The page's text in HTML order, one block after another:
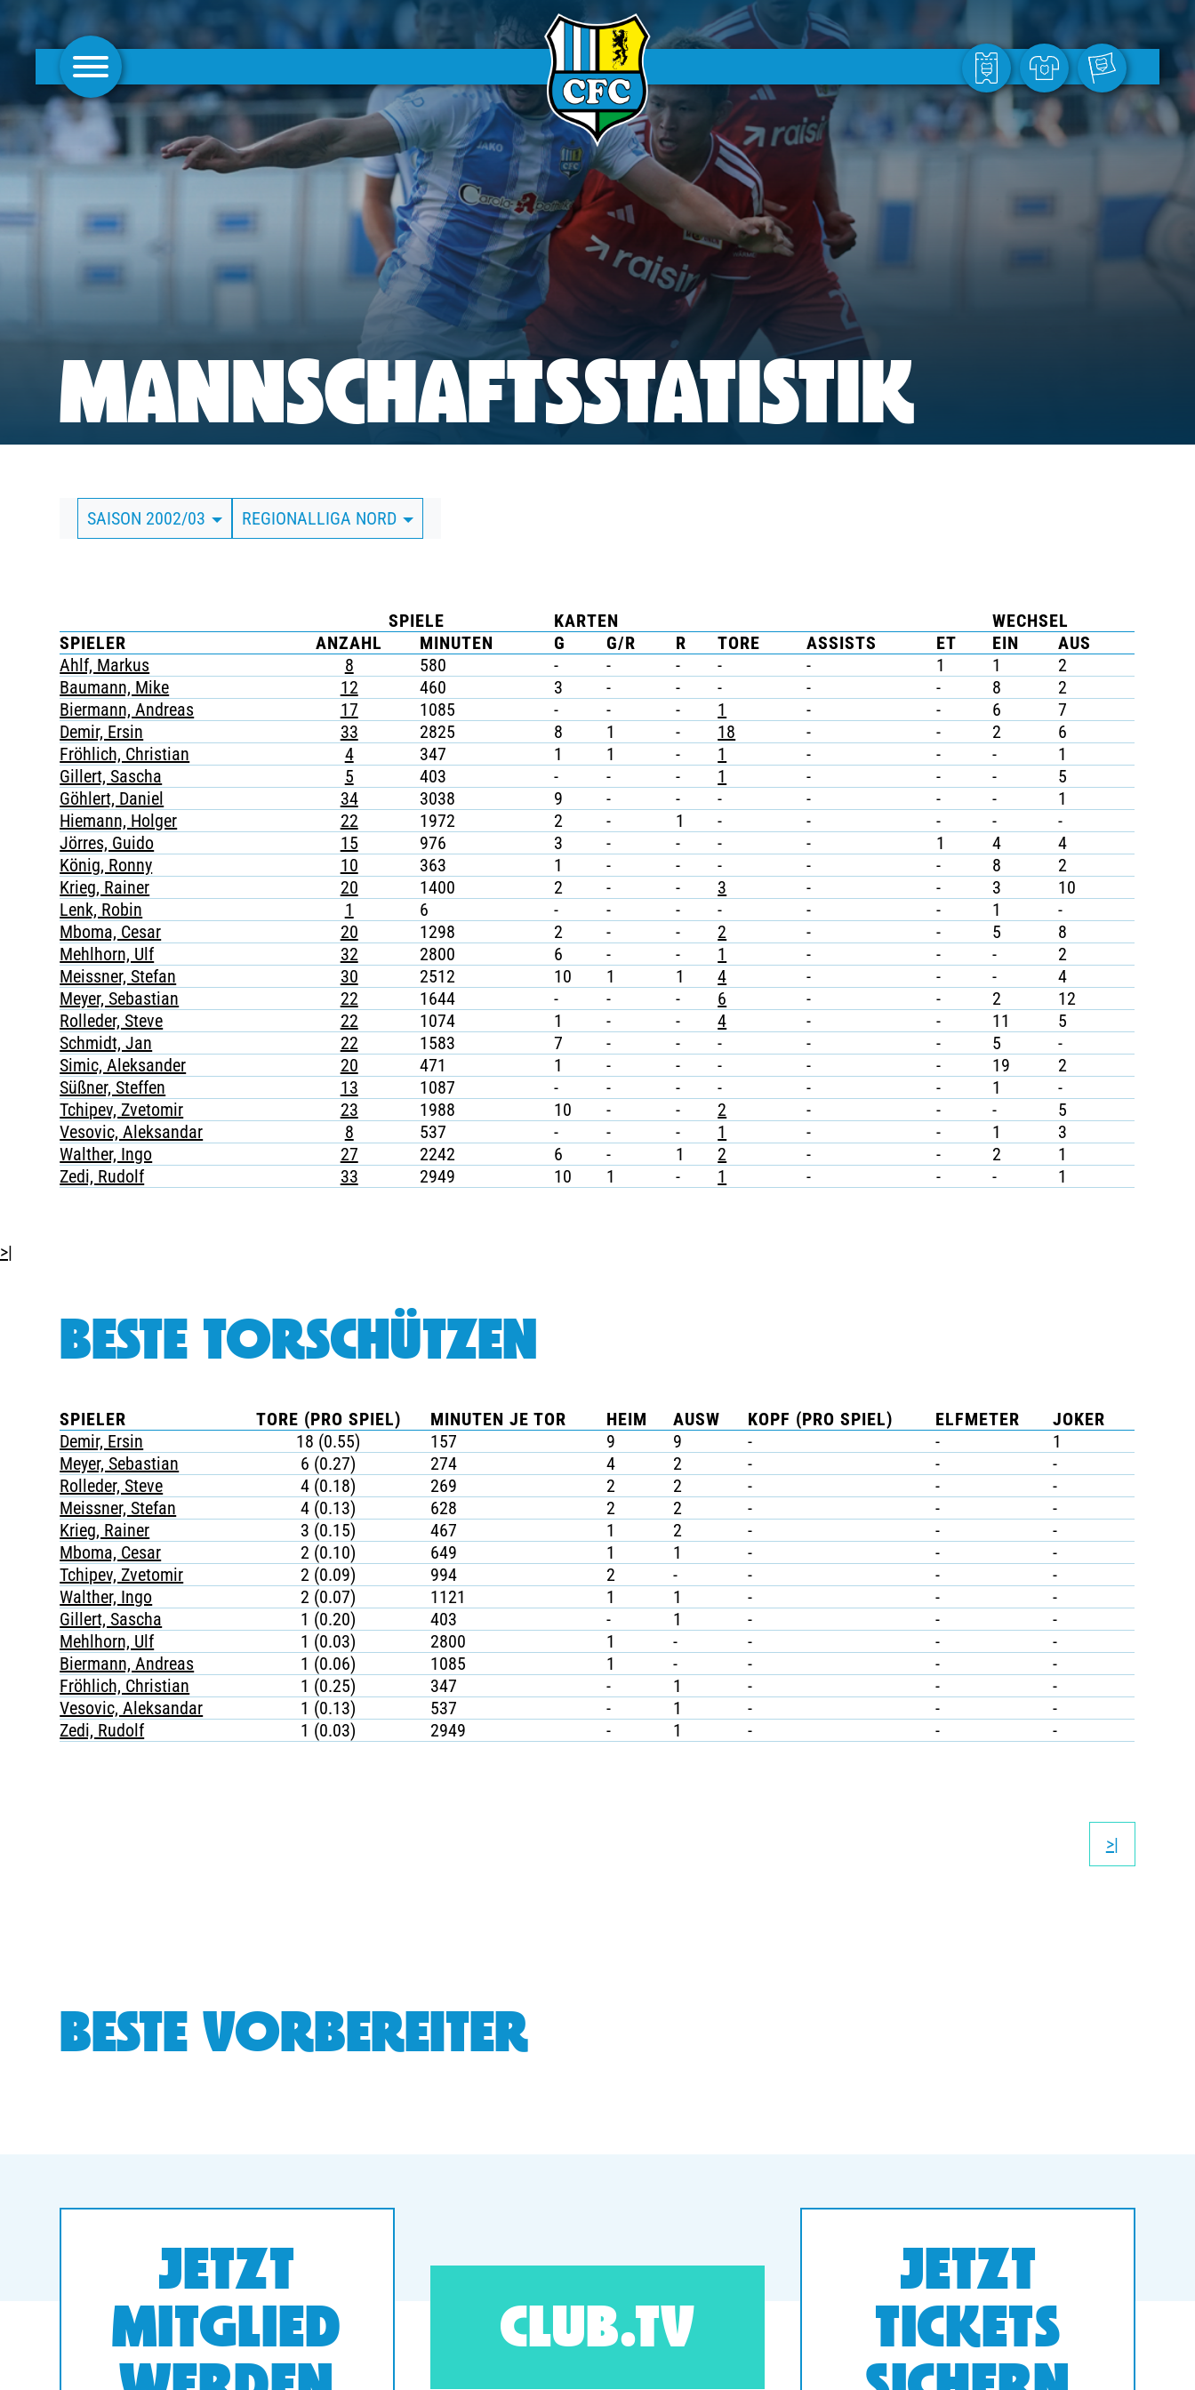
AKTUELLES
FRAUEN
CLUBMITGLIEDSCHAFT
BUSINESS
SÜDKURVE
TICKETING
MANNSCHAFTSSTATISTIK
SAISON 2002/03 REGIONALLIGA NORD
SPIELE KARTEN
WECHSEL
SPIELER
ANZAHL MINUTEN G G/R R TORE ASSISTS ET EIN
AUS
Ahlf, Markus
8 580 - - - - - 1 1
2
Baumann, Mike
12 460 3 - - - - - 8
2
Biermann, Andreas
17 1085 - - - 1 - - 6
7
Demir, Ersin
33 2825 8 1 - 18 - - 2
6
Fröhlich, Christian
4 347 1 1 - 1 - - -
1
Gillert, Sascha
5 403 - - - 1 - - -
5
Göhlert, Daniel
34 3038 9 - - - - - -
1
Hiemann, Holger
22 1972 2 - 1 - - - -
-
Jörres, Guido
15 976 3 - - - - 1 4
4
König, Ronny
10 363 1 - - - - - 8
2
Krieg, Rainer
20 1400 2 - - 3 - - 3
10
Lenk, Robin
1 6 - - - - - - 1
-
Mboma, Cesar
20 1298 2 - - 2 - - 5
8
Mehlhorn, Ulf
32 2800 6 - - 1 - - -
2
Meissner, Stefan
30 2512 10 1 1 4 - - -
4
Meyer, Sebastian
22 1644 - - - 6 - - 2
12
Rolleder, Steve
22 1074 1 - - 4 - - 11
5
Schmidt, Jan
22 1583 7 - - - - - 5
-
Simic, Aleksander
20 471 1 - - - - - 19
2
Süßner, Steffen
13 1087 - - - - - - 1
-
Tchipev, Zvetomir
23 1988 10 - - 2 - - -
5
Vesovic, Aleksandar
8 537 - - - 1 - - 1
3
Walther, Ingo
27 2242 6 - 1 2 - - 2
1
Zedi, Rudolf
33 2949 10 1 - 1 - - - 1
>|
BESTE TORSCHÜTZEN
SPIELER TORE (PRO SPIEL) MINUTEN JE TOR HEIM AUSW KOPF (PRO SPIEL) ELFMETER
JOKER
Demir, Ersin
18 (0.55) 157 9 9 - -
1
Meyer, Sebastian
6 (0.27) 274 4 2 - -
-
Rolleder, Steve
4 (0.18) 269 2 2 - -
-
Meissner, Stefan
4 (0.13) 628 2 2 - -
-
Krieg, Rainer
3 (0.15) 467 1 2 - -
-
Mboma, Cesar
2 (0.10) 649 1 1 - -
-
Tchipev, Zvetomir
2 (0.09) 994 2 - - -
-
Walther, Ingo
2 (0.07) 1121 1 1 - -
-
Gillert, Sascha
1 (0.20) 403 - 1 - -
-
Mehlhorn, Ulf
1 (0.03) 2800 1 - - -
-
Biermann, Andreas
1 (0.06) 1085 1 - - -
-
Fröhlich, Christian
1 (0.25) 347 - 1 - -
-
Vesovic, Aleksandar
1 (0.13) 537 - 1 - -
-
Zedi, Rudolf
1 (0.03) 2949 - 1 - - -
>|
BESTE VORBEREITER
JETZT
MITGLIED
CLUB.TV
JETZT
TICKETS